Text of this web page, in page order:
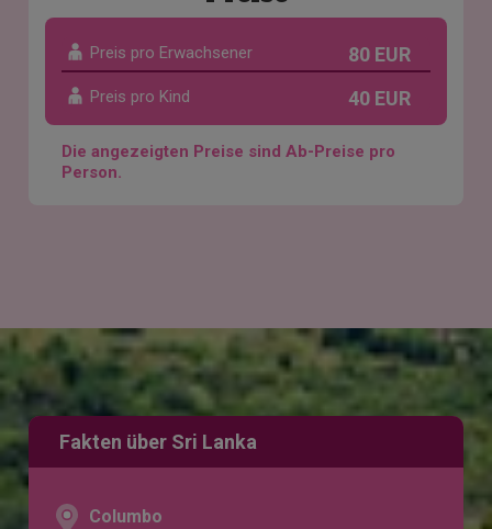
Preis pro Erwachsener 80 EUR
Preis pro Kind 40 EUR
Die angezeigten Preise sind Ab-Preise pro
Person.
Fakten über Sri Lanka
Columbo